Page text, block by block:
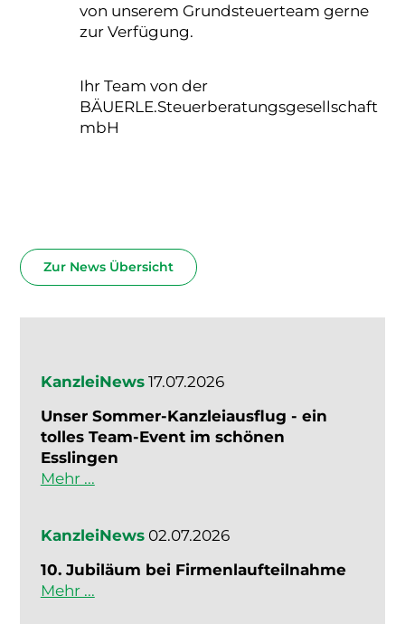
von unserem Grundsteuerteam gerne
zur Verfügung.
Ihr Team von der
BÄUERLE.Steuerberatungsgesellschaft
mbH
Zur News Übersicht
KanzleiNews17.07.2026
Unser Sommer-Kanzleiausflug - ein
tolles Team-Event im schönen
Esslingen
Mehr ...
KanzleiNews02.07.2026
10. Jubiläum bei Firmenlaufteilnahme
Mehr ...